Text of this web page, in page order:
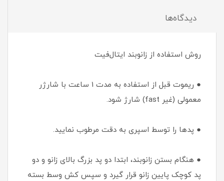
دیدگاه‌ها
روش استفاده از زانوبند ایتال‌فیت
● ریموت قبل از استفاده به مدت 1 ساعت با شارژر
معمولی (غیر fast) شارژ شود.
● پدها را توسط اسپری به دقت مرطوب نمایید.
● هنگام بستن زانوبند، ابتدا دو پد بزرگ بالای زانو و دو
پد کوچک پایین زانو قرار گیرد و سپس کش وسط بسته